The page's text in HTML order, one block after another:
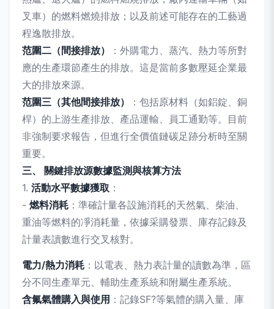
叉車）的燃料燃燒排放；以及前述可能存在的工藝過
程逸散排放。
范圍二（間接排放）
：外購電力、蒸汽、熱力等所對
應的生產環節產生的排放。這是當前多數壓延企業最
大的排放來源。
范圍三（其他間接排放）
：包括原材料（如鋁錠、銅
桿）的上游生產排放、產品運輸、員工通勤等。目前
非強制要求報告，但進行全價值鏈碳足跡分析時至關
重要。
三、 關鍵排放源數據監測與核算方法
1. 活動水平數據獲取 ：
- 燃料消耗 ：準確計量各設施消耗的天然氣、柴油、
重油等燃料的凈消耗量，依據采購發票、庫存記錄及
計量表讀數進行交叉核對。
電力/熱力消耗 ：以電表、熱力表計量的讀數為準，區
分不同生產單元、輔助生產系統和附屬生產系統。
含氟氣體購入與使用 ：記錄SF?等氣體的購入量、庫